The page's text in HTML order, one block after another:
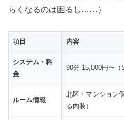
らくなるのは困るし……）
項目 内容
システム・料
金
90分 15,000円〜（
ルーム情報
北区・マンション
る内装）